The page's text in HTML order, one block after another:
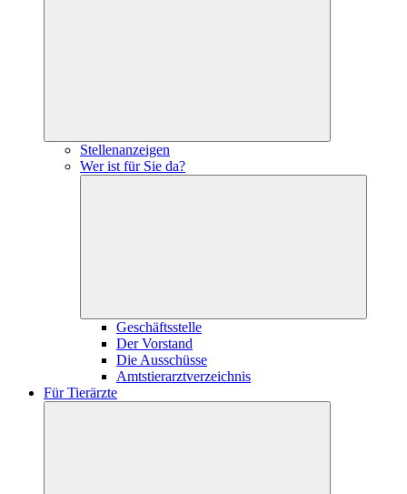
Stellenanzeigen
Wer ist für Sie da?
Geschäftsstelle
Der Vorstand
Die Ausschüsse
Amtstierarztverzeichnis
Für Tierärzte